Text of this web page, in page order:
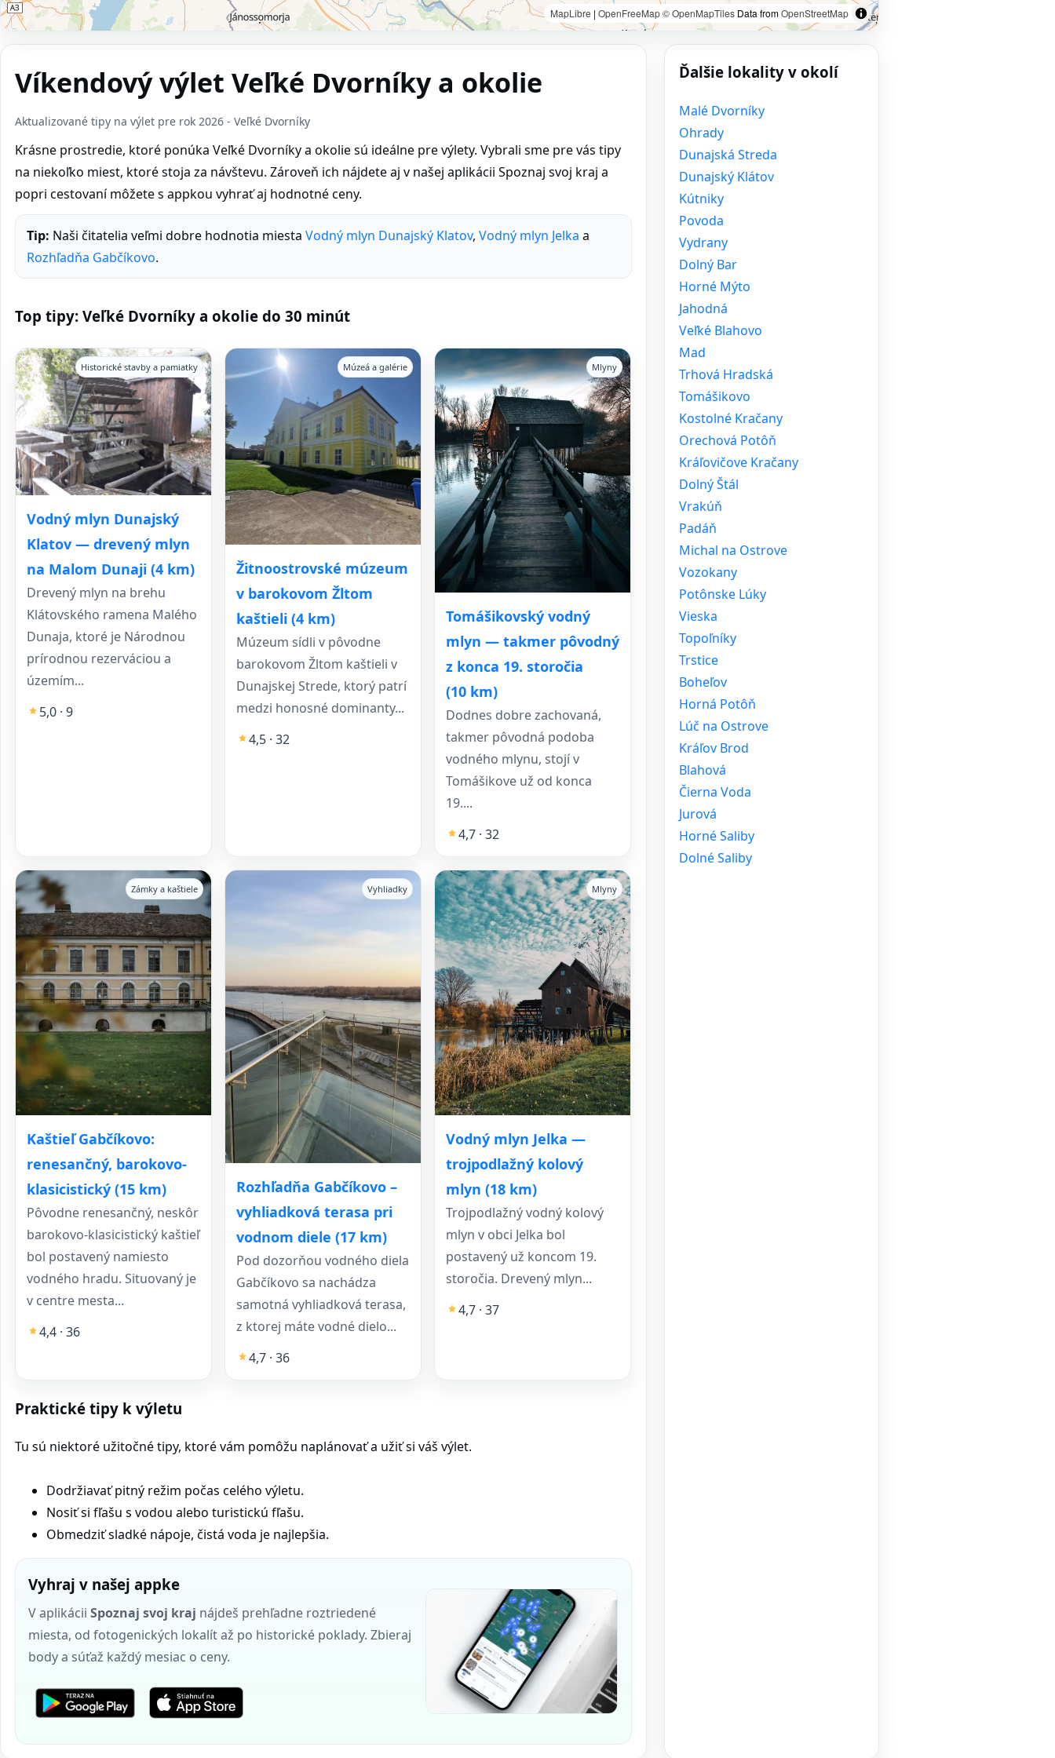
MapLibre | OpenFreeMap© OpenMapTiles Data fromOpenStreetMap
Víkendový výlet Veľké Dvorníky a okolie
Aktualizované tipy na výlet pre rok 2026 - Veľké Dvorníky
Krásne prostredie, ktoré ponúka Veľké Dvorníky a okolie sú ideálne pre výlety. Vybrali sme pre vás tipy
na niekoľko miest, ktoré stoja za návštevu. Zároveň ich nájdete aj v našej aplikácii Spoznaj svoj kraj a
popri cestovaní môžete s appkou vyhrať aj hodnotné ceny.
Tip: Naši čitatelia veľmi dobre hodnotia miesta Vodný mlyn Dunajský Klatov, Vodný mlyn Jelka a
Rozhľadňa Gabčíkovo.
Top tipy: Veľké Dvorníky a okolie do 30 minút
Vodný mlyn Dunajský
Klatov — drevený mlyn
na Malom Dunaji (4 km)
Historické stavby a pamiatky
Drevený mlyn na brehu
Klátovského ramena Malého
Dunaja, ktoré je Národnou
prírodnou rezerváciou a
územím...
5,0 · 9
Žitnoostrovské múzeum
v barokovom Žltom
kaštieli (4 km)
Múzeá a galérie
Múzeum sídli v pôvodne
barokovom Žltom kaštieli v
Dunajskej Strede, ktorý patrí
medzi honosné dominanty...
4,5 · 32
Tomášikovský vodný
mlyn — takmer pôvodný
z konca 19. storočia
(10 km)
Mlyny
Dodnes dobre zachovaná,
takmer pôvodná podoba
vodného mlynu, stojí v
Tomášikove už od konca
19....
4,7 · 32
Kaštieľ Gabčíkovo:
renesančný, barokovo-
klasicistický (15 km)
Zámky a kaštiele
Pôvodne renesančný, neskôr
barokovo-klasicistický kaštieľ
bol postavený namiesto
vodného hradu. Situovaný je
v centre mesta...
4,4 · 36
Rozhľadňa Gabčíkovo –
vyhliadková terasa pri
vodnom diele (17 km)
Vyhliadky
Pod dozorňou vodného diela
Gabčíkovo sa nachádza
samotná vyhliadková terasa,
z ktorej máte vodné dielo...
4,7 · 36
Vodný mlyn Jelka —
trojpodlažný kolový
mlyn (18 km)
Mlyny
Trojpodlažný vodný kolový
mlyn v obci Jelka bol
postavený už koncom 19.
storočia. Drevený mlyn...
4,7 · 37
Praktické tipy k výletu
Tu sú niektoré užitočné tipy, ktoré vám pomôžu naplánovať a užiť si váš výlet.
Dodržiavať pitný režim počas celého výletu.
Nosiť si fľašu s vodou alebo turistickú fľašu.
Obmedziť sladké nápoje, čistá voda je najlepšia.
Vyhraj v našej appke
V aplikácii Spoznaj svoj kraj nájdeš prehľadne roztriedené
miesta, od fotogenických lokalít až po historické poklady. Zbieraj
body a súťaž každý mesiac o ceny.
Ďalšie lokality v okolí
Malé Dvorníky
Ohrady
Dunajská Streda
Dunajský Klátov
Kútniky
Povoda
Vydrany
Dolný Bar
Horné Mýto
Jahodná
Veľké Blahovo
Mad
Trhová Hradská
Tomášikovo
Kostolné Kračany
Orechová Potôň
Kráľovičove Kračany
Dolný Štál
Vrakúň
Padáň
Michal na Ostrove
Vozokany
Potônske Lúky
Vieska
Topoľníky
Trstice
Boheľov
Horná Potôň
Lúč na Ostrove
Kráľov Brod
Blahová
Čierna Voda
Jurová
Horné Saliby
Dolné Saliby